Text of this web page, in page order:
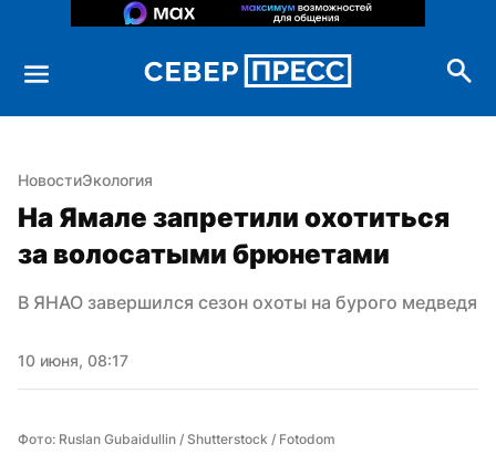
НовостиЭкология
На Ямале запретили охотиться
за волосатыми брюнетами
В ЯНАО завершился сезон охоты на бурого медведя
10 июня, 08:17
Фото: Ruslan Gubaidullin / Shutterstock / Fotodom